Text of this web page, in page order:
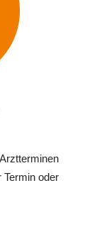
oder